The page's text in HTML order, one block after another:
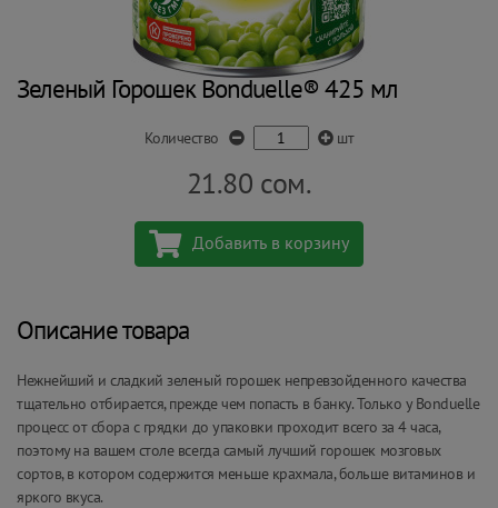
Зеленый Горошек Bonduelle® 425 мл
Количество шт
21.80 сом.
Добавить в корзину
Описание товара
Нежнейший и сладкий зеленый горошек непревзойденного качества
тщательно отбирается, прежде чем попасть в банку. Только у Bonduelle
процесс от сбора с грядки до упаковки проходит всего за 4 часа,
поэтому на вашем столе всегда самый лучший горошек мозговых
сортов, в котором содержится меньше крахмала, больше витаминов и
яркого вкуса.